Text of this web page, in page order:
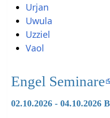
Urjan
Uwula
Uzziel
Vaol
Engel Seminare
02.10.2026 - 04.10.2026